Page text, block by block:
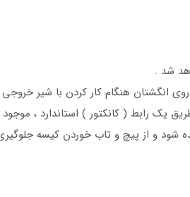
شد .
انگشتان هنگام کار کردن با شیر خروجی
یک رابط ( کانکتور ) استاندارد ،
شود و از پیچ و تاب خوردن کیسه